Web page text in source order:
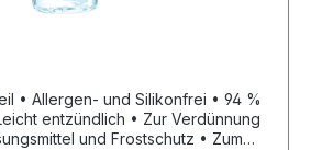
%
und Frostschutz • Zum